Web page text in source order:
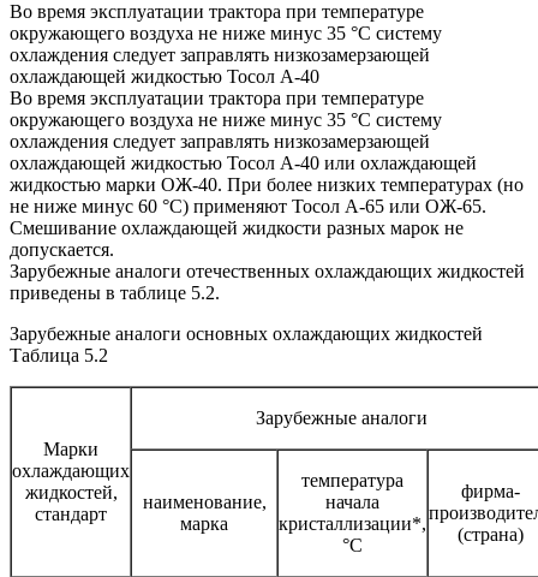
Во время эксплуатации трактора при температуре
окружающего воздуха не ниже минус 35 °С систему
охлаждения следует заправлять низкозамерзающей
охлаждающей жидкостью Тосол А-40
Во время эксплуатации трактора при температуре
окружающего воздуха не ниже минус 35 °С систему
охлаждения следует заправлять низкозамерзающей
охлаждающей жидкостью Тосол А-40 или охлаждающей
жидкостью марки ОЖ-40. При более низких температурах (но
не ниже минус 60 °С) применяют Тосол А-65 или ОЖ-65.
Смешивание охлаждающей жидкости разных марок не
допускается.
Зарубежные аналоги отечественных охлаждающих жидкостей
приведены в таблице 5.2.
Зарубежные аналоги основных охлаждающих жидкостей
Таблица 5.2
Марки
охлаждающих
жидкостей,
стандарт
Зарубежные аналоги
наименование,
марка
температура
начала
кристаллизации*,
°С
фирма-
(страна)